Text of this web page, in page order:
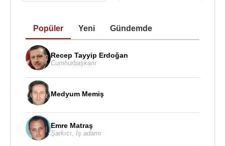
Popüler Yeni Gündemde
Recep Tayyip Erdoğan
Cumhurbaşkanı
Medyum Memiş
Emre Matraş
Şarkıcı İş adamı